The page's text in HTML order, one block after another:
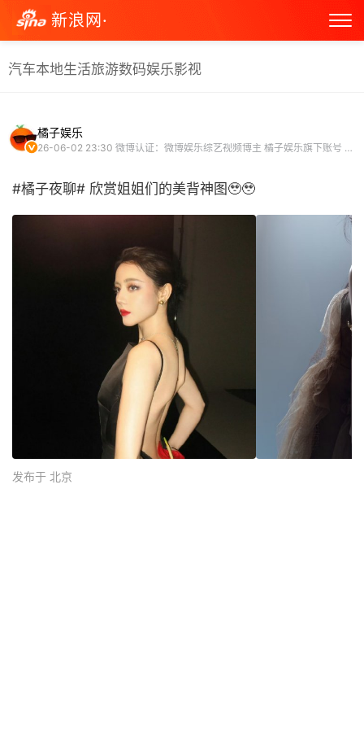
新浪网·
汽车本地生活旅游数码娱乐影视
橘子娱乐
26-06-02 23:30 微博认证：微博娱乐综艺视频博主 橘子娱乐旗下账号 娱乐博主
#橘子夜聊# 欣赏姐姐们的美背神图🥹🥹 ​
发布于 北京